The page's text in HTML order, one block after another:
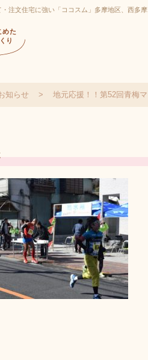
注文住宅に強い「ココスム」多摩地区、西多
めた
り
知らせ 地元応援！！第52回青梅